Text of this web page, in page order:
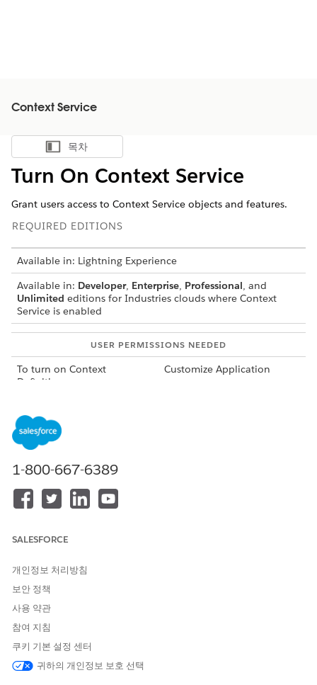
Context Service
목차 표시
목차
Turn On Context Service
Grant users access to Context Service objects and features.
REQUIRED EDITIONS
Available in: Lightning Experience
Available in: Developer, Enterprise, Professional, and
Unlimited editions for Industries clouds where Context
Service is enabled
USER PERMISSIONS NEEDED
To turn on Context
Definitions:
Customize Application
Service
Turn on
You can create and manage context definitions easily and
your users. Permissions are added to specific user
personas to complete work assigned to their role. System
admin users have default access to Context Service
1-800-667-6389
SALESFORCE
개인정보 처리방침
보안 정책
사용 약관
참여 지침
쿠키 기본 설정 센터
귀하의 개인정보 보호 선택